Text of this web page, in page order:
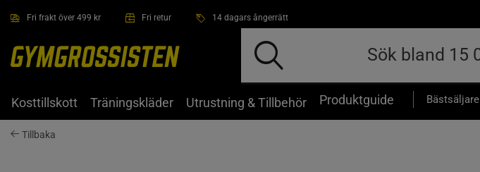
Fri frakt över 499 kr Fri retur 14 dagars ångerrätt
Kosttillskott Träningskläder Utrustning & Tillbehör Produktguide Bästsäljare
Tillbaka